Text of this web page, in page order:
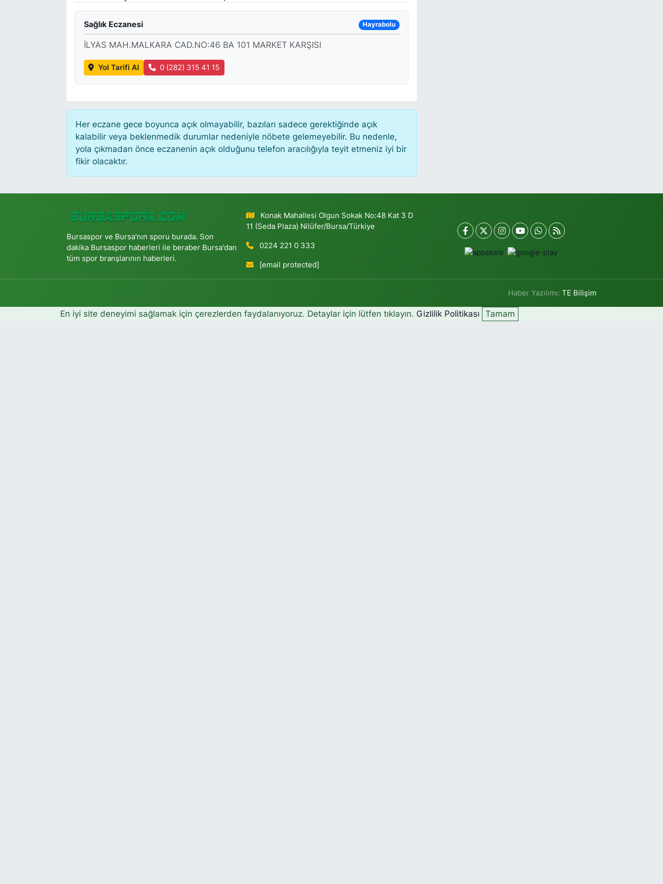
Sağlık Eczanesi Hayrabolu
İLYAS MAH.MALKARA CAD.NO:46 BA 101 MARKET KARŞISI
Yol Tarifi Al 0 (282) 315 41 15
Her eczane gece boyunca açık olmayabilir, bazıları sadece gerektiğinde açık
kalabilir veya beklenmedik durumlar nedeniyle nöbete gelemeyebilir. Bu nedenle,
yola çıkmadan önce eczanenin açık olduğunu telefon aracılığıyla teyit etmeniz iyi bir
fikir olacaktır.
Bursaspor ve Bursa'nın sporu burada. Son
dakika Bursaspor haberleri ile beraber Bursa'dan
tüm spor branşlarının haberleri.
Konak Mahallesi Olgun Sokak No:48 Kat 3 D
11 (Seda Plaza) Nilüfer/Bursa/Türkiye
0224 221 0 333
[email protected]
Haber Yazılımı:TE Bilişim
En iyi site deneyimi sağlamak için çerezlerden faydalanıyoruz. Detaylar için lütfen tıklayın. Gizlilik Politikası Tamam